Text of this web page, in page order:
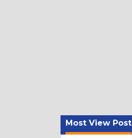
Most View Post